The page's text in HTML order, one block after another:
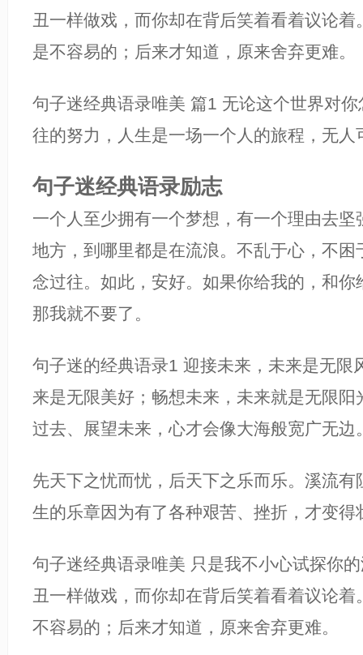
丑一样做戏，而你却在背后笑着看着议论着
是不容易的；后来才知道，原来舍弃更难。
句子迷经典语录唯美 篇1 无论这个世界对
往的努力，人生是一场一个人的旅程，无人
句子迷经典语录励志
一个人至少拥有一个梦想，有一个理由去坚
地方，到哪里都是在流浪。不乱于心，不困
念过往。如此，安好。如果你给我的，和你
那我就不要了。
句子迷的经典语录1 迎接未来，未来是无限
来是无限美好；畅想未来，未来就是无限阳
过去、展望未来，心才会像大海般宽广无边
先天下之忧而忧，后天下之乐而乐。溪流有
生的乐章因为有了各种艰苦、挫折，才变得
句子迷经典语录唯美 只是我不小心试探你
丑一样做戏，而你却在背后笑着看着议论着
不容易的；后来才知道，原来舍弃更难。